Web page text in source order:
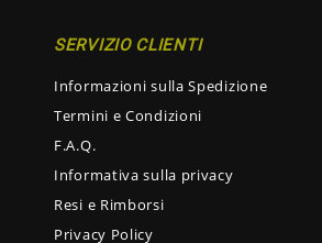
SERVIZIO CLIENTI
Informazioni sulla Spedizione
Termini e Condizioni
F.A.Q.
Informativa sulla privacy
Resi e Rimborsi
Privacy Policy